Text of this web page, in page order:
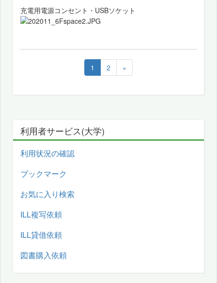
充電用電源コンセント・USBソケット
1 2 »
利用者サービス(大学)
利用状況の確認
ブックマーク
お気に入り検索
ILL複写依頼
ILL貸借依頼
図書購入依頼